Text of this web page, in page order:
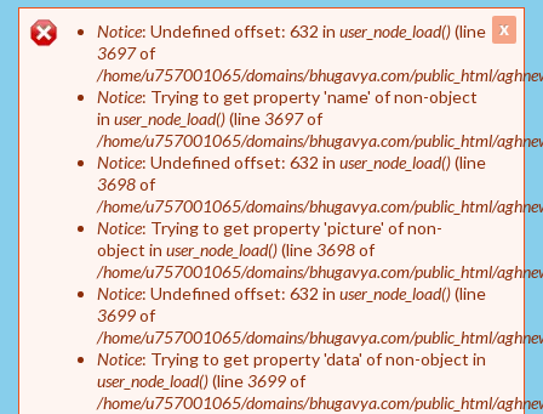
Error message
Notice: Undefined offset: 632 in user_node_load()(line
3697of
/home/u757001065/domains/bhugavya.com/public_html/
Notice: Trying to get property 'name' of non-object
in user_node_load()(line3697of
/home/u757001065/domains/bhugavya.com/public_html/
Notice: Undefined offset: 632 in user_node_load()(line
3698of
/home/u757001065/domains/bhugavya.com/public_html/
Notice: Trying to get property 'picture' of non-
object in user_node_load()(line3698of
/home/u757001065/domains/bhugavya.com/public_html/
Notice: Undefined offset: 632 in user_node_load()(line
3699of
/home/u757001065/domains/bhugavya.com/public_html/
Notice: Trying to get property 'data' of non-object in
user_node_load()(line3699of
/home/u757001065/domains/bhugavya.com/public_html/